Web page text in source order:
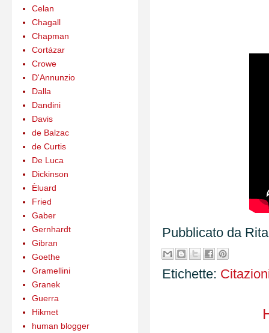
Pubblicato da
Etichette:
Celan
Chagall
Chapman
Cortázar
Crowe
D'Annunzio
Dalla
Dandini
Davis
de Balzac
de Curtis
De Luca
Dickinson
Èluard
Fried
Gaber
Gernhardt
Gibran
Goethe
Gramellini
Granek
Guerra
Hikmet
human blogger